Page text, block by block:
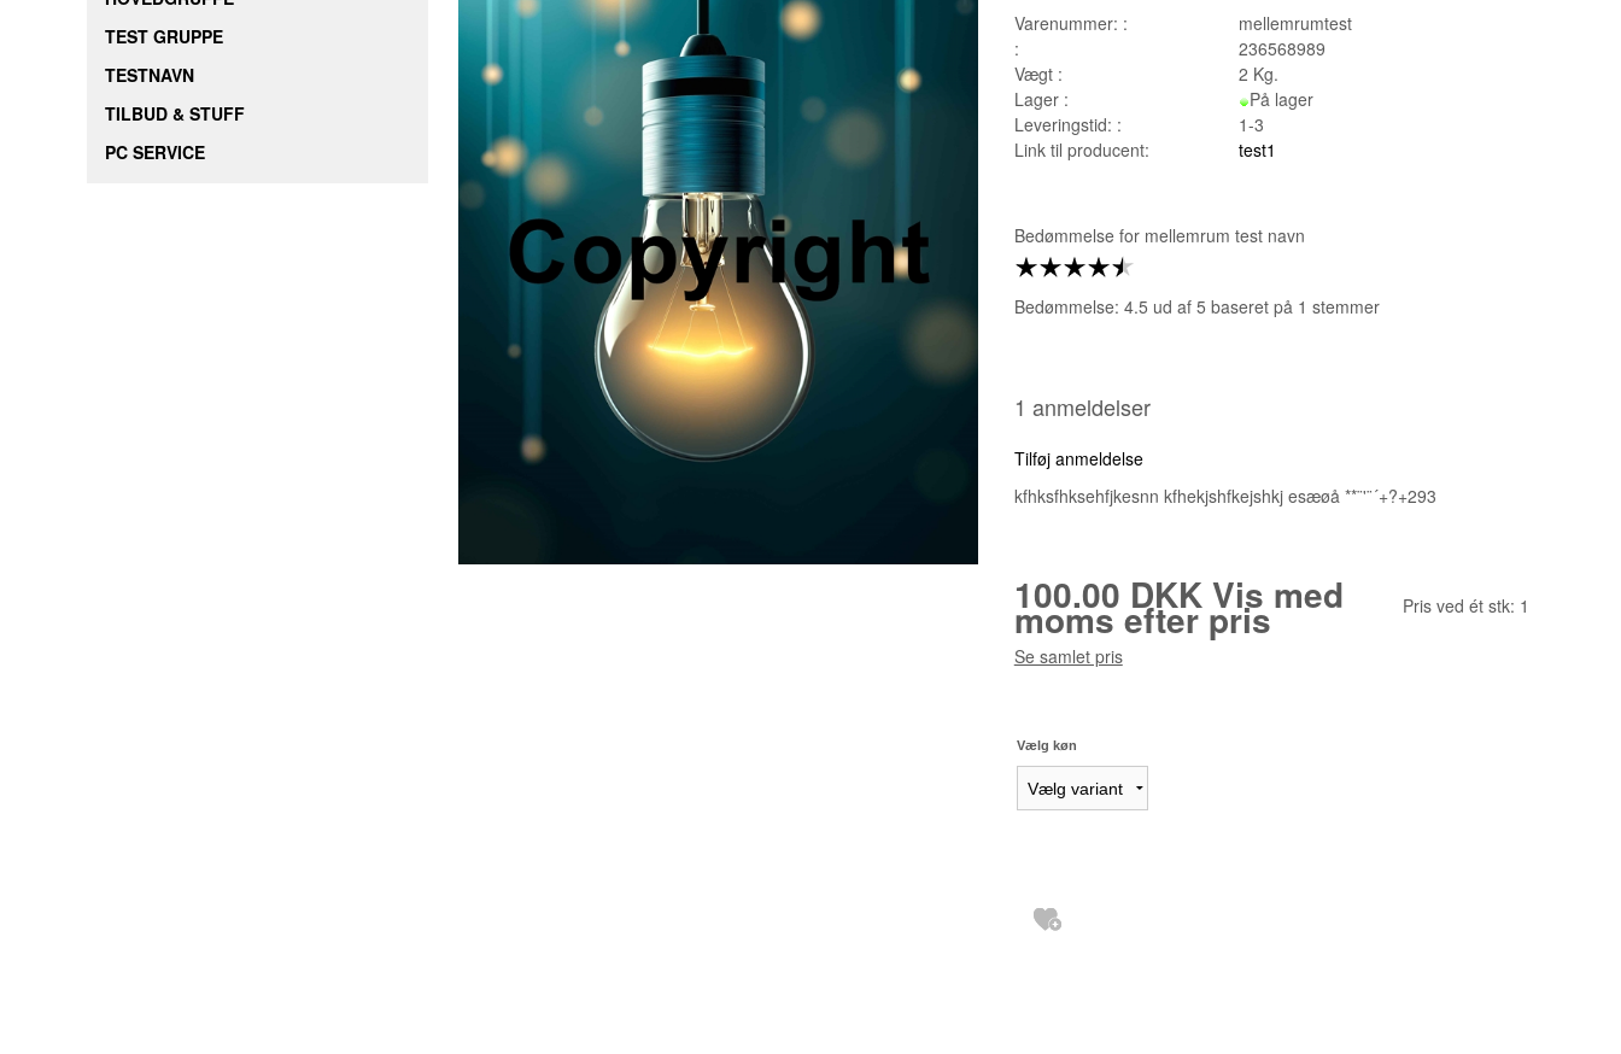
TEST GRUPPE
TESTNAVN
TILBUD & STUFF
PC SERVICE
Varenummer: :
mellemrumtest
:
236568989
Vægt :
2 Kg.
Lager :
På lager
Leveringstid: :
1-3
Link til producent:
test1
Bedømmelse for mellemrum test navn
Bedømmelse: 4.5 ud af 5 baseret på 1 stemmer
1 anmeldelser
Tilføj anmeldelse
kfhksfhksehfjkesnn kfhekjshfkejshkj esæøå **¨'¨´+?+293
100.00 DKKVis med
moms efter pris Pris ved ét stk: 1
Se samlet pris
Vælg køn